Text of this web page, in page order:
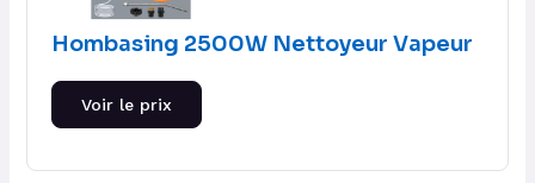
Hombasing 2500W Nettoyeur Vapeur
Voir le prix